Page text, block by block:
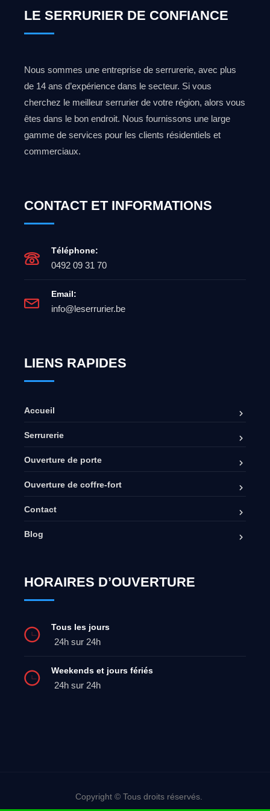
LE SERRURIER DE CONFIANCE
Nous sommes une entreprise de serrurerie, avec plus
de 14 ans d’expérience dans le secteur. Si vous
cherchez le meilleur serrurier de votre région, alors vous
êtes dans le bon endroit. Nous fournissons une large
gamme de services pour les clients résidentiels et
commerciaux.
CONTACT ET INFORMATIONS
Téléphone:
0492 09 31 70
Email:
info@leserrurier.be
LIENS RAPIDES
Accueil
Serrurerie
Ouverture de porte
Ouverture de coffre-fort
Contact
Blog
HORAIRES D’OUVERTURE
Tous les jours
24h sur 24h
Weekends et jours fériés
24h sur 24h
Copyright © Tous droits réservés.